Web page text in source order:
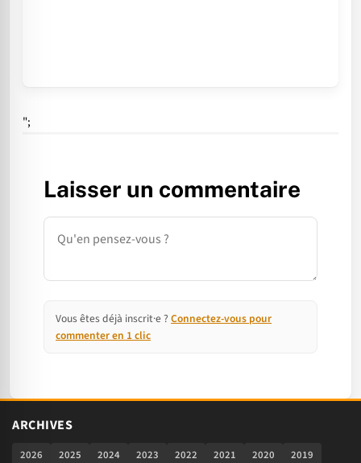
";
Laisser un commentaire
Commentaire
Vous êtes déjà inscrit·e ? Connectez-vous pour
commenter en 1 clic
ARCHIVES
2026 2025 2024 2023 2022 2021 2020
2019